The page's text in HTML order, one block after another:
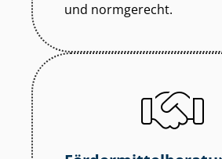
und normgerecht.